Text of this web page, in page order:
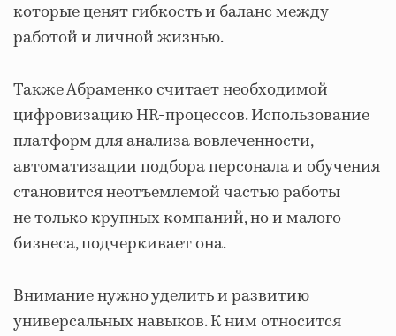
которые ценят гибкость и баланс между
работой и личной жизнью.
Также Абраменко считает необходимой
цифровизацию HR-процессов. Использование
платформ для анализа вовлеченности,
автоматизации подбора персонала и обучения
становится неотъемлемой частью работы
не только крупных компаний, но и малого
бизнеса, подчеркивает она.
Внимание нужно уделить и развитию
универсальных навыков. К ним относится